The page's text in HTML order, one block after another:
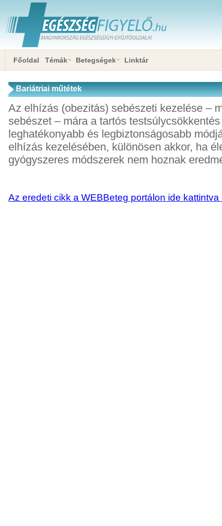
Főoldal Témák Betegségek Linktár
Bariátriai műtétek
Az elhízás (obezitás) sebészeti kezelése –
sebészet – mára a tartós
leghatékonyabb és legbiztonságosabb
elhízás kezelésében, különösen akkor, ha
gyógyszeres módszerek nem hoznak
Az eredeti cikk a WEBBeteg portálon ide